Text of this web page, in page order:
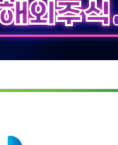
는 팔았다
이란 작품?